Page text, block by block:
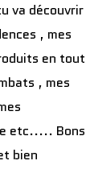
va découvrir
, mes
en tout
, mes
etc..... Bons
bien